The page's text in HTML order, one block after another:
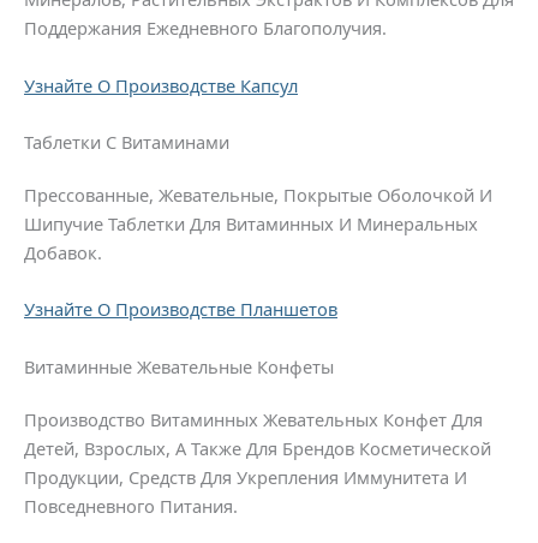
Поддержания Ежедневного Благополучия.
Узнайте О Производстве Капсул
Таблетки С Витаминами
Прессованные, Жевательные, Покрытые Оболочкой И
Шипучие Таблетки Для Витаминных И Минеральных
Добавок.
Узнайте О Производстве Планшетов
Витаминные Жевательные Конфеты
Производство Витаминных Жевательных Конфет Для
Детей, Взрослых, А Также Для Брендов Косметической
Продукции, Средств Для Укрепления Иммунитета И
Повседневного Питания.